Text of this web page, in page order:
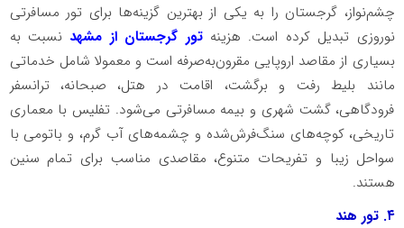
چشم‌نواز، گرجستان را به یکی از بهترین گزینه‌ها برای تور مسافرتی
نوروزی تبدیل کرده است. هزینه تور گرجستان از مشهد نسبت به
بسیاری از مقاصد اروپایی مقرون‌به‌صرفه است و معمولا شامل خدماتی
مانند بلیط رفت و برگشت، اقامت در هتل، صبحانه، ترانسفر
فرودگاهی، گشت شهری و بیمه مسافرتی می‌شود. تفلیس با معماری
تاریخی، کوچه‌های سنگ‌فرش‌شده و چشمه‌های آب گرم، و باتومی با
سواحل زیبا و تفریحات متنوع، مقاصدی مناسب برای تمام سنین
هستند.
۴. تور هند